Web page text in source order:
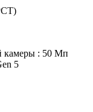
камеры : 50 Мп
5